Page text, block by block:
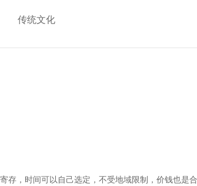
传统文化
存，时间可以自己选定，不受地域限制，价钱也是